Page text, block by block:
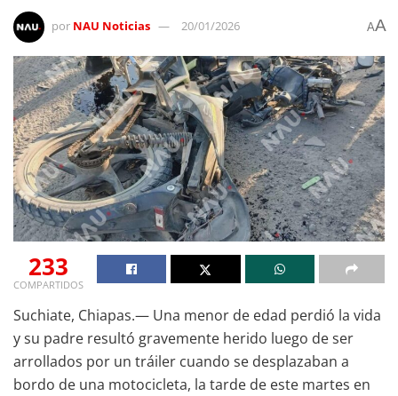
por NAU Noticias 20/01/2026 AA
233
COMPARTIDOS
Suchiate, Chiapas.— Una menor de edad perdió la vida
y su padre resultó gravemente herido luego de ser
arrollados por un tráiler cuando se desplazaban a
bordo de una motocicleta, la tarde de este martes en